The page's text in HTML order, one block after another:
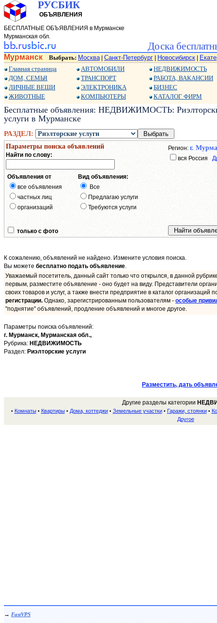
РУСБИК
ОБЪЯВЛЕНИЯ
БЕСПЛАТНЫЕ ОБЪЯВЛЕНИЯ в Мурманске
Мурманская обл.
Доска
Мурманск Выбрать: Москва| Санкт-Петербург Новосибирск
Главная страница
ДОМ, СЕМЬЯ
ЛИЧНЫЕ ВЕЩИ
ЖИВОТНЫЕ
АВТОМОБИЛИ
ТРАНСПОРТ
ЭЛЕКТРОНИКА
КОМПЬЮТЕРЫ
НЕДВИЖИМОСТЬ
РАБОТА, ВАКАНСИИ
БИЗНЕС
КАТАЛОГ ФИРМ
Бесплатные объявления: НЕДВИЖИМОСТЬ:
услуги в Мурманске
РАЗДЕЛ:
Параметры поиска объявлений
Найти по слову:
Регион: г.
вся Россия
Объявления от
все объявления
частных лиц
организаций
Вид объявления:
Все
Предлагаю услуги
Требуются услуги
только с фото
К сожалению, объявлений не найдено. Измените условия поиска.
Вы можете бесплатно подать объявление.
Уважаемый посетитель, данный сайт только что открылся, в данной
первым, разместите объявление - оно будет на виду. Представители
своих товаров и услуг, а также внести предприятие в каталог организаций
регистрации. Однако, зарегистрированным пользователям - особые
"поднятие" объявлений, продление объявлений и многое другое.
Параметры поиска объявлений:
г. Мурманск, Мурманская обл.,
Рубрика: НЕДВИЖИМОСТЬ
Раздел: Риэлторские услуги
Разместить, дать
Другие разделы категории
• Комнаты• Квартиры• Дома, коттеджи• Земельные участки• Гаражи, стоянки•
Другое
→ FastVPS